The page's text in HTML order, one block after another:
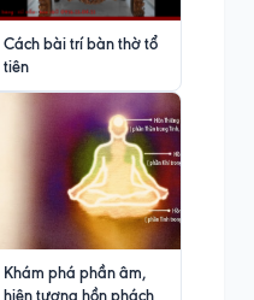
Cách bài trí bàn thờ tổ
tiên
Khám phá phần âm,
hiện tượng hồn phách